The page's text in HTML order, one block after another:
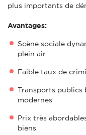
plus importants de
Avantages:
Scène sociale
plein air
Faible taux de
Transports publics
modernes
Prix très
biens